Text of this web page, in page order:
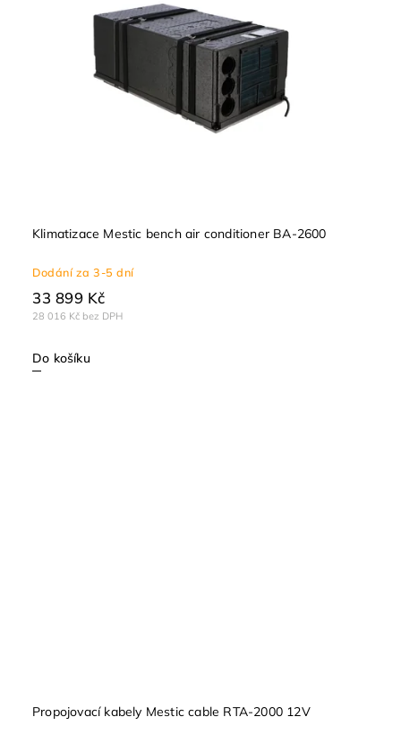
Klimatizace Mestic bench air conditioner BA-2600
Dodání za 3-5 dní
28 016 Kč bez DPH
33 899 Kč
Do košíku
Propojovací kabely Mestic cable RTA-2000 12V